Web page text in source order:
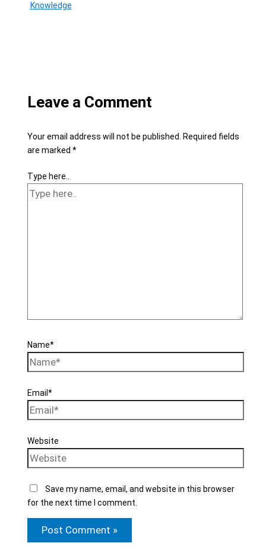
Knowledge
Leave a Comment
Your email address will not be published. Required fields
are marked *
Type here..
Name*
Email*
Website
Save my name, email, and website in this browser
for the next time I comment.